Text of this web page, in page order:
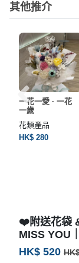
其他推介
一花一愛 · 一花
一歲
花類產品
HK$ 280
❤️附送花袋
MISS YOU
HK$ 520